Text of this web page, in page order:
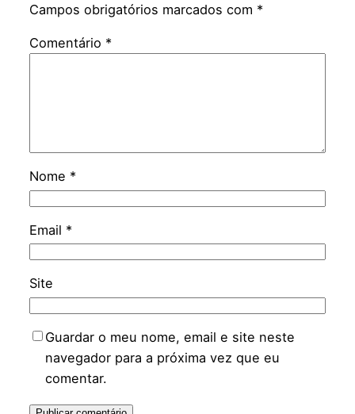
Campos obrigatórios marcados com *
Comentário *
Nome *
Email *
Site
Guardar o meu nome, email e site neste
navegador para a próxima vez que eu
comentar.